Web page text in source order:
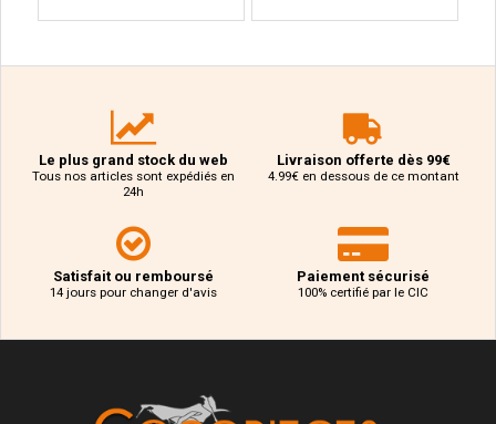
Le plus grand stock du web
Tous nos articles sont expédiés en
24h
Livraison offerte dès 99€
4.99€ en dessous de ce montant
Satisfait ou remboursé
14 jours pour changer d'avis
Paiement sécurisé
100% certifié par le CIC